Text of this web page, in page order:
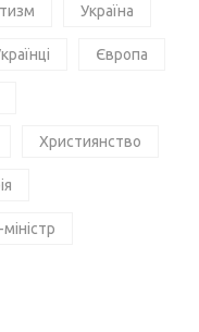
Україна
Європа
Християнство